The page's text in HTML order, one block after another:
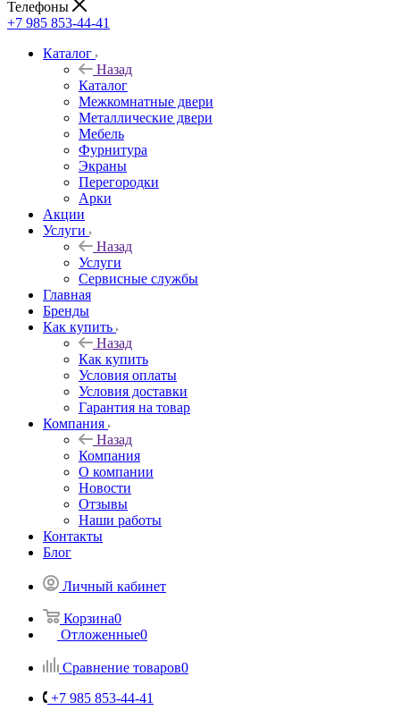
Телефоны
+7 985 853-44-41
Каталог
Назад
Каталог
Межкомнатные двери
Металлические двери
Мебель
Фурнитура
Экраны
Перегородки
Арки
Акции
Услуги
Назад
Услуги
Сервисные службы
Главная
Бренды
Как купить
Назад
Как купить
Условия оплаты
Условия доставки
Гарантия на товар
Компания
Назад
Компания
О компании
Новости
Отзывы
Наши работы
Контакты
Блог
Личный кабинет
Корзина0
Отложенные0
Сравнение товаров0
+7 985 853-44-41